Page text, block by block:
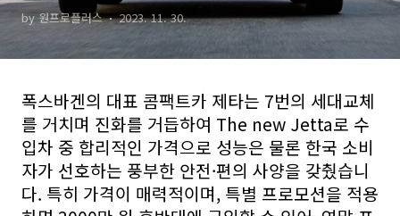
by 원프로플러스 2023. 11. 30.
폭스바겐의 대표 콤팩트카 제타는 7번의 세대교체
를 거치며 진화를 거듭하여 The new Jetta로 수
입차 중 합리적인 가격으로 성능은 물론 한국 소비
자가 선호하는 풍부한 안전·편의 사양을 갖췄습니
다. 특히 가격이 매력적이며, 특별 프로모션을 적용